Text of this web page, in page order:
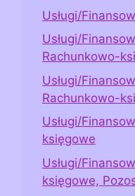
Usługi/
Usługi/
Rachunkowo-
Usługi/
Rachunkowo-
Usługi/
księgowe
Usługi/
księgowe,